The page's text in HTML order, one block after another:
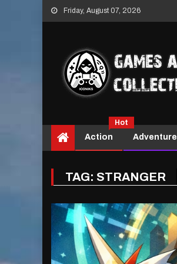
Skip
to
Friday, August 07, 2026
Action
Hot
Adventure
TAG: STRANGER